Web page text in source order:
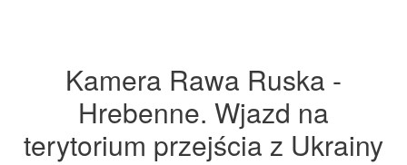
Kamera Rawa Ruska -
Hrebenne. Wjazd na
terytorium przejścia z Ukrainy